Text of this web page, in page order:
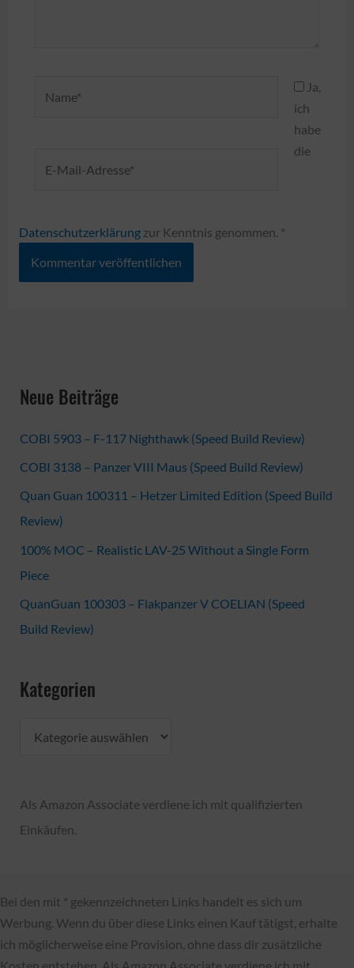
Mail-
Ja,
ich
habe
die
Datenschutzerklärungzur Kenntnis genommen. *
Neue Beiträge
COBI 5903 – F-117 Nighthawk (Speed Build Review)
COBI 3138 – Panzer VIII Maus (Speed Build Review)
Quan Guan 100311 – Hetzer Limited Edition (Speed Build
Review)
100% MOC – Realistic LAV-25 Without a Single Form
Piece
QuanGuan 100303 – Flakpanzer V COELIAN (Speed
Build Review)
Kategorien
e
g
i
e
Als Amazon Associate verdiene ich mit qualifizierten
Einkäufen.
Bei den mit * gekennzeichneten Links handelt es sich um
Werbung. Wenn du über diese Links einen Kauf tätigst, erhalte
ich möglicherweise eine Provision, ohne dass dir zusätzliche